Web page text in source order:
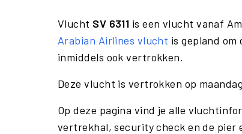
Vlucht SV 6311 is een vlucht vanaf
Arabian Airlines vlucht is gepland
inmiddels ook vertrokken.
Deze vlucht is vertrokken op
Op deze pagina vind je alle
vertrekhal, security check en de